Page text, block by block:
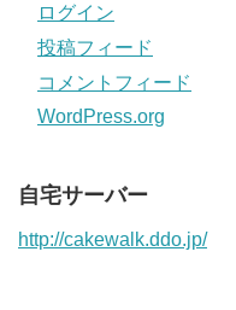
ログイン
投稿フィード
コメントフィード
WordPress.org
自宅サーバー
http://cakewalk.ddo.jp/